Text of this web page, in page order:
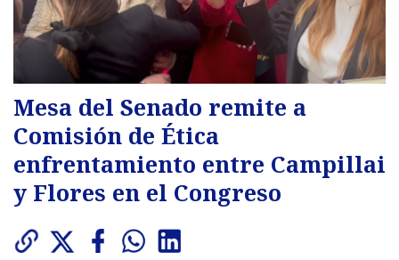
Mesa del Senado remite a
Comisión de Ética
enfrentamiento entre Campillai
y Flores en el Congreso